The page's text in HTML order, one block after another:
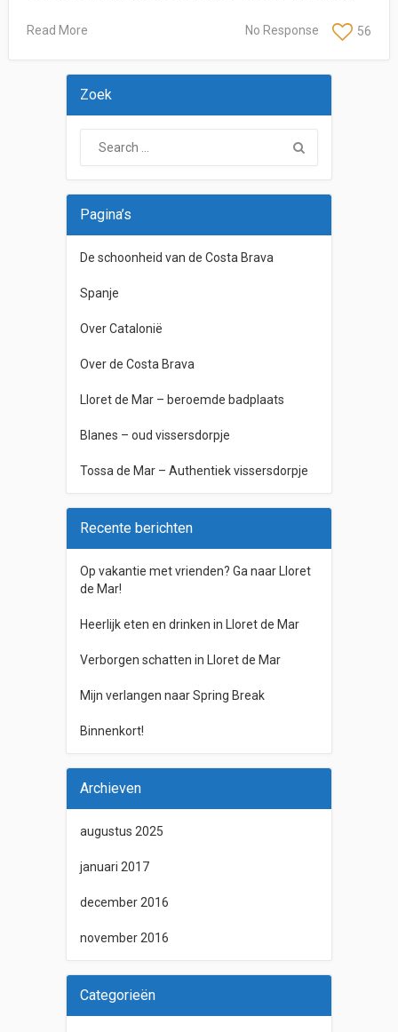
Read More 56
No Response
Zoek
Pagina’s
De schoonheid van de Costa Brava
Spanje
Over Catalonië
Over de Costa Brava
Lloret de Mar – beroemde badplaats
Blanes – oud vissersdorpje
Tossa de Mar – Authentiek vissersdorpje
Recente berichten
Op vakantie met vrienden? Ga naar Lloret
de Mar!
Heerlijk eten en drinken in Lloret de Mar
Verborgen schatten in Lloret de Mar
Mijn verlangen naar Spring Break
Binnenkort!
Archieven
augustus 2025
januari 2017
december 2016
november 2016
Categorieën